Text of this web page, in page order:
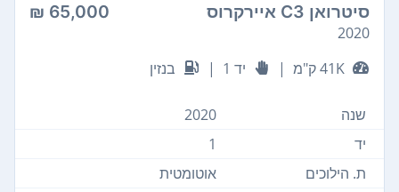
סיטרואן C3 איירקרוס 65,000 ₪
2020
41K ק"מ
| יד 1 | בנזין
שנה
2020
יד
1
ת. הילוכים
אוטומטית